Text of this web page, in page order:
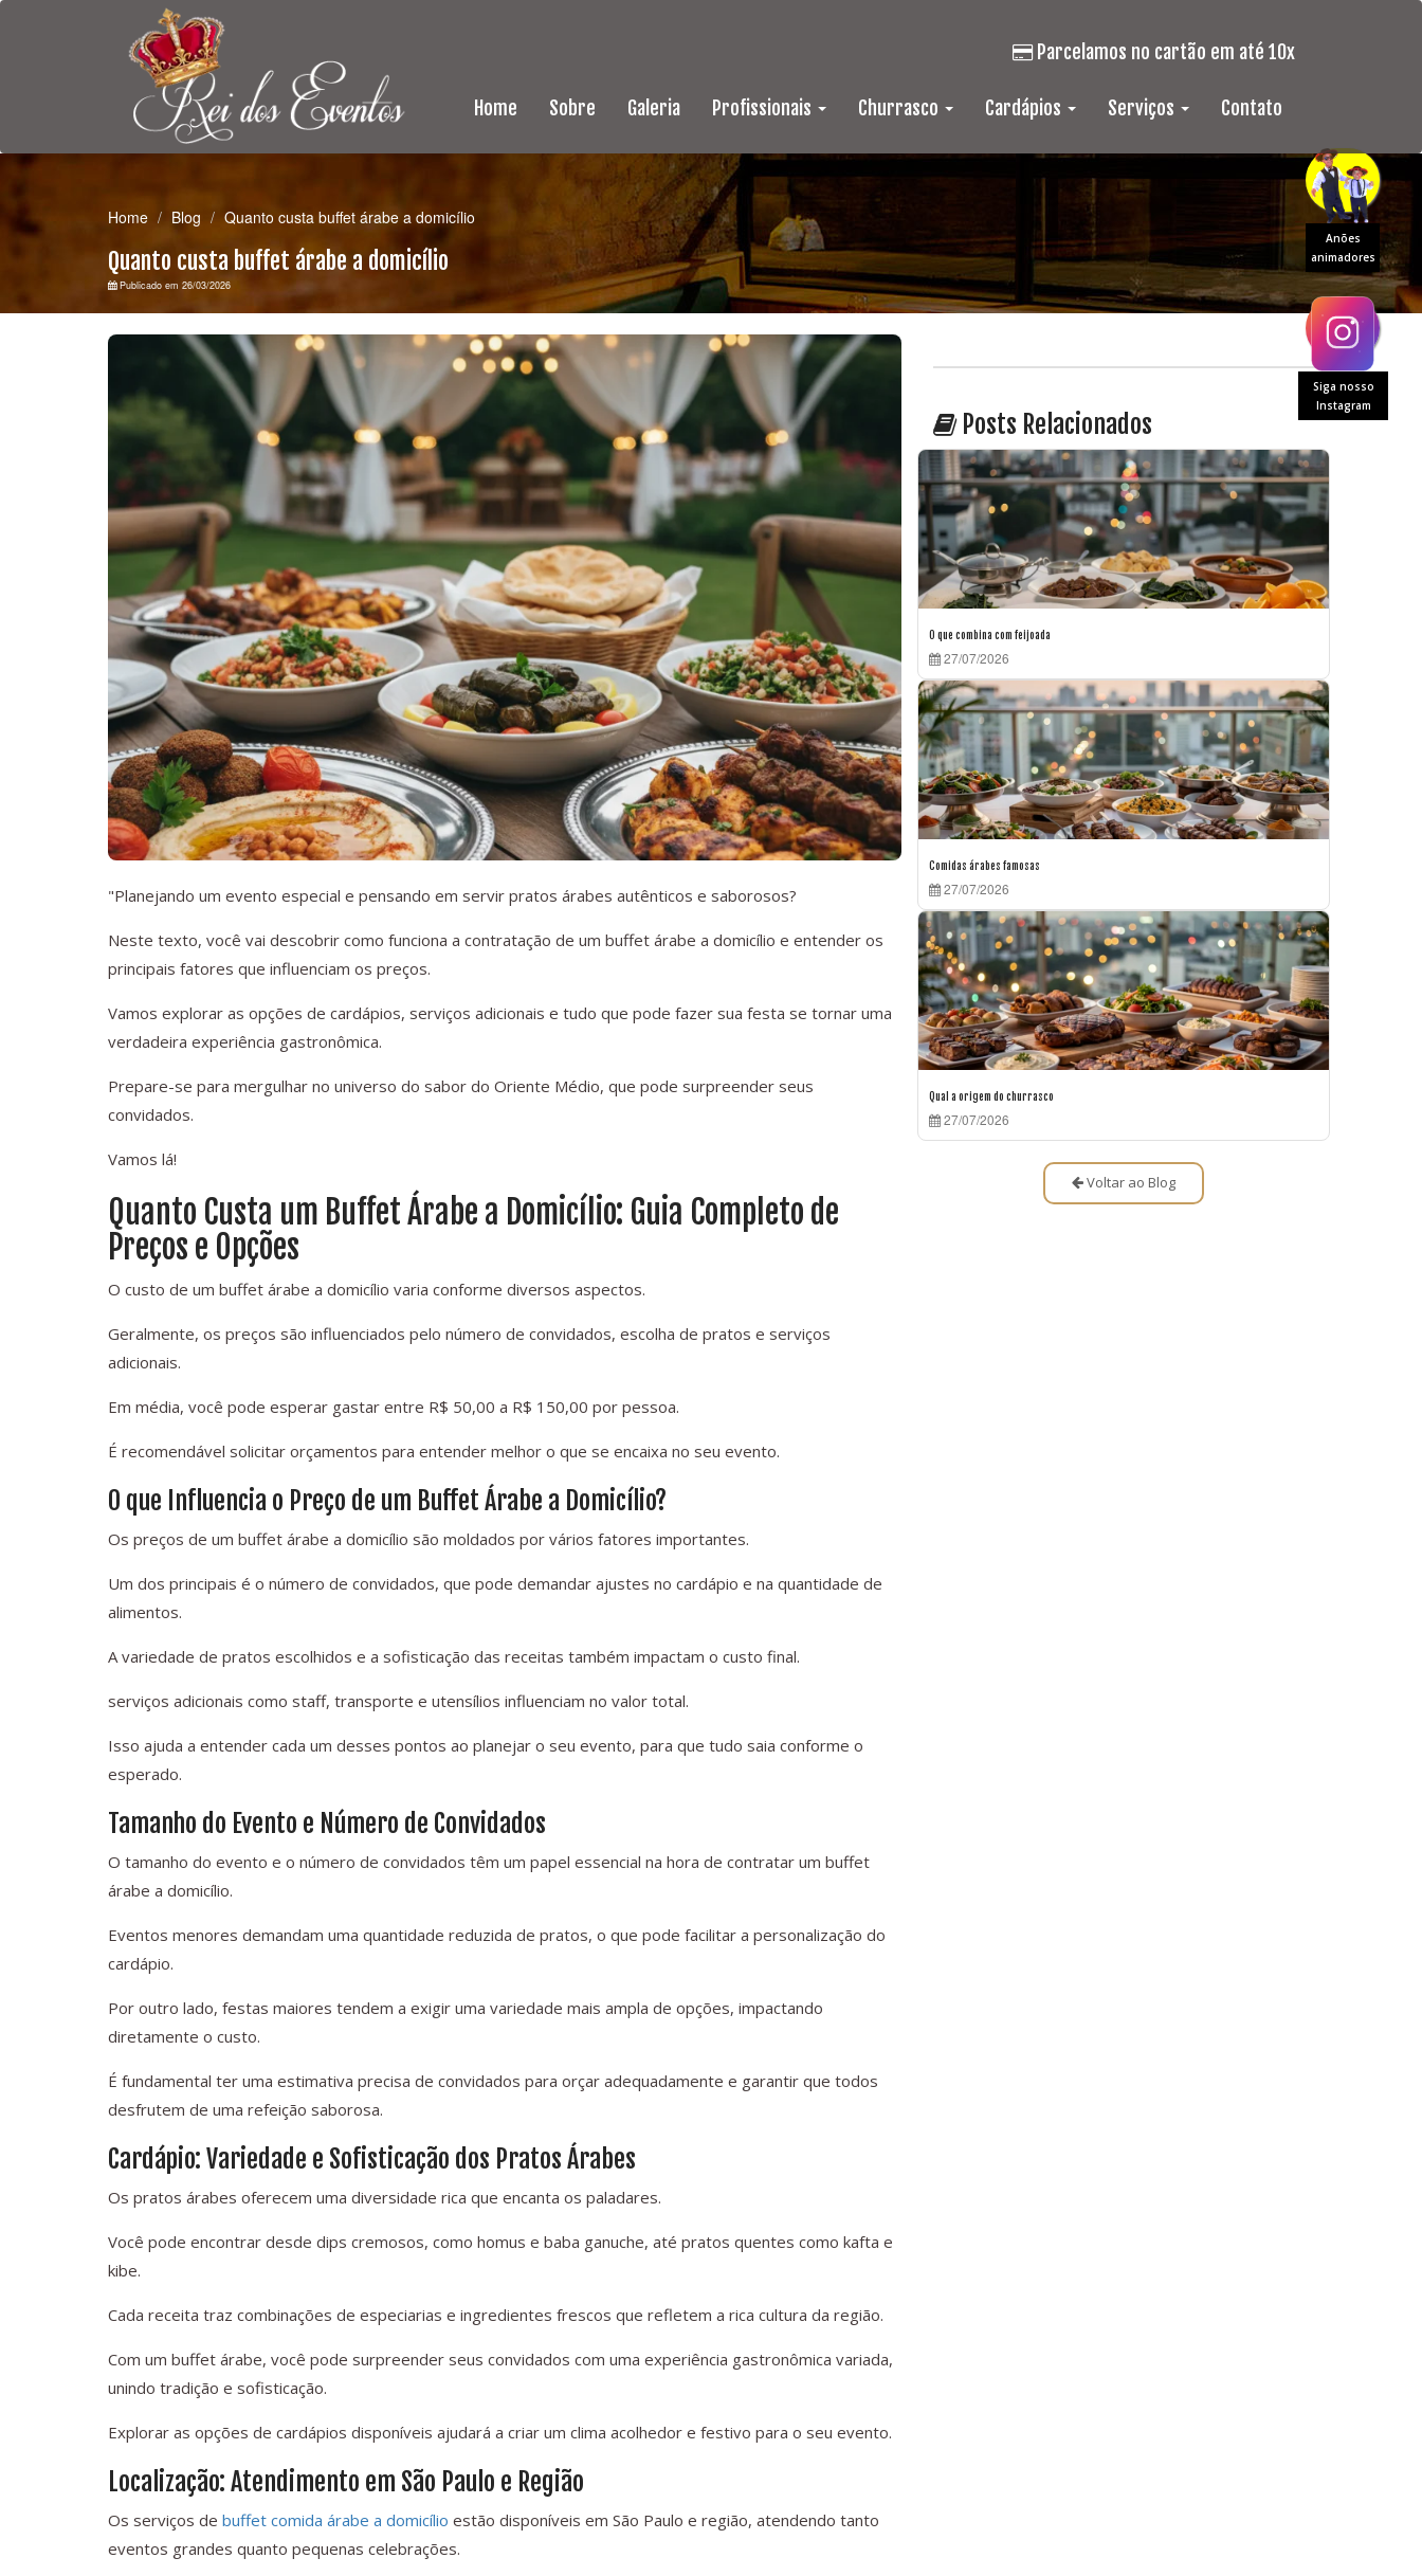
Anões
animadores
Siga nosso
Instagram
Home Sobre Galeria Profissionais Churrasco Cardápios Serviços Contato
Parcelamos no cartão em até 10x
Home Blog Quanto custa buffet árabe a domicílio
Quanto custa buffet árabe a domicílio
Publicado em 26/03/2026
"Planejando um evento especial e pensando em servir pratos árabes autênticos e saborosos?
Neste texto, você vai descobrir como funciona a contratação de um buffet árabe a domicílio e entender os
principais fatores que influenciam os preços.
Vamos explorar as opções de cardápios, serviços adicionais e tudo que pode fazer sua festa se tornar uma
verdadeira experiência gastronômica.
Prepare-se para mergulhar no universo do sabor do Oriente Médio, que pode surpreender seus
convidados.
Vamos lá!
Quanto Custa um Buffet Árabe a Domicílio: Guia Completo de
Preços e Opções
O custo de um buffet árabe a domicílio varia conforme diversos aspectos.
Geralmente, os preços são influenciados pelo número de convidados, escolha de pratos e serviços
adicionais.
Em média, você pode esperar gastar entre R$ 50,00 a R$ 150,00 por pessoa.
É recomendável solicitar orçamentos para entender melhor o que se encaixa no seu evento.
O que Influencia o Preço de um Buffet Árabe a Domicílio?
Os preços de um buffet árabe a domicílio são moldados por vários fatores importantes.
Um dos principais é o número de convidados, que pode demandar ajustes no cardápio e na quantidade de
alimentos.
A variedade de pratos escolhidos e a sofisticação das receitas também impactam o custo final.
serviços adicionais como staff, transporte e utensílios influenciam no valor total.
Isso ajuda a entender cada um desses pontos ao planejar o seu evento, para que tudo saia conforme o
esperado.
Tamanho do Evento e Número de Convidados
O tamanho do evento e o número de convidados têm um papel essencial na hora de contratar um buffet
árabe a domicílio.
Eventos menores demandam uma quantidade reduzida de pratos, o que pode facilitar a personalização do
cardápio.
Por outro lado, festas maiores tendem a exigir uma variedade mais ampla de opções, impactando
diretamente o custo.
É fundamental ter uma estimativa precisa de convidados para orçar adequadamente e garantir que todos
desfrutem de uma refeição saborosa.
Cardápio: Variedade e Sofisticação dos Pratos Árabes
Os pratos árabes oferecem uma diversidade rica que encanta os paladares.
Você pode encontrar desde dips cremosos, como homus e baba ganuche, até pratos quentes como kafta e
kibe.
Cada receita traz combinações de especiarias e ingredientes frescos que refletem a rica cultura da região.
Com um buffet árabe, você pode surpreender seus convidados com uma experiência gastronômica variada,
unindo tradição e sofisticação.
Explorar as opções de cardápios disponíveis ajudará a criar um clima acolhedor e festivo para o seu evento.
Localização: Atendimento em São Paulo e Região
Os serviços de buffet comida árabe a domicílio estão disponíveis em São Paulo e região, atendendo tanto
eventos grandes quanto pequenas celebrações.
Posts Relacionados
O que combina com feijoada
27/07/2026
Comidas árabes famosas
27/07/2026
Qual a origem do churrasco
27/07/2026
Voltar ao Blog